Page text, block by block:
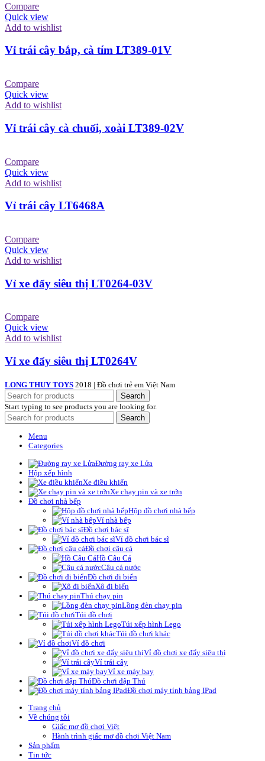
Compare
Quick view
Add to wishlist
Vỉ trái cây bắp, cà tím LT389-01V
Compare
Quick view
Add to wishlist
Vỉ trái cây cà chuối, xoài LT389-02V
Compare
Quick view
Add to wishlist
Vỉ trái cây LT6468A
Compare
Quick view
Add to wishlist
Vỉ xe đẩy siêu thị LT0264-03V
Compare
Quick view
Add to wishlist
Vỉ xe đẩy siêu thị LT0264V
LONG THUY TOYS 2018 | Đồ chơi trẻ em Việt Nam
Search
Start typing to see products you are looking for.
Search
Menu
Categories
Đường ray xe Lửa
Hộp xếp hình
Xe điều khiển
Xe chạy pin và xe trớn
Đồ chơi nhà bếp
Hộp đồ chơi nhà bếp
Vỉ nhà bếp
Đồ chơi bác sĩ
Vỉ đồ chơi bác sĩ
Đồ chơi câu cá
Hồ Câu Cá
Câu cá nước
Đồ chơi đi biển
Xô đi biển
Thú chạy pin
Lồng đèn chạy pin
Túi đồ chơi
Túi xếp hình Lego
Túi đồ chơi khác
Vỉ đồ chơi
Vỉ đồ chơi xe đẩy siêu thị
Vỉ trái cây
Vỉ xe máy bay
Đồ chơi đập Thú
Đồ chơi máy tính bảng IPad
Trang chủ
Về chúng tôi
Giấc mơ đồ chơi Việt
Hành trình giấc mơ đồ chơi Việt Nam
Sản phẩm
Tin tức